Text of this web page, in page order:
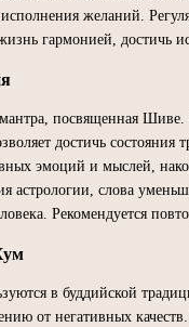
желаний.
гармонией, достичь
посвященная Шиве.
достичь состояния
эмоций и мыслей,
астрологии, слова
Рекомендуется
в буддийской
от негативных